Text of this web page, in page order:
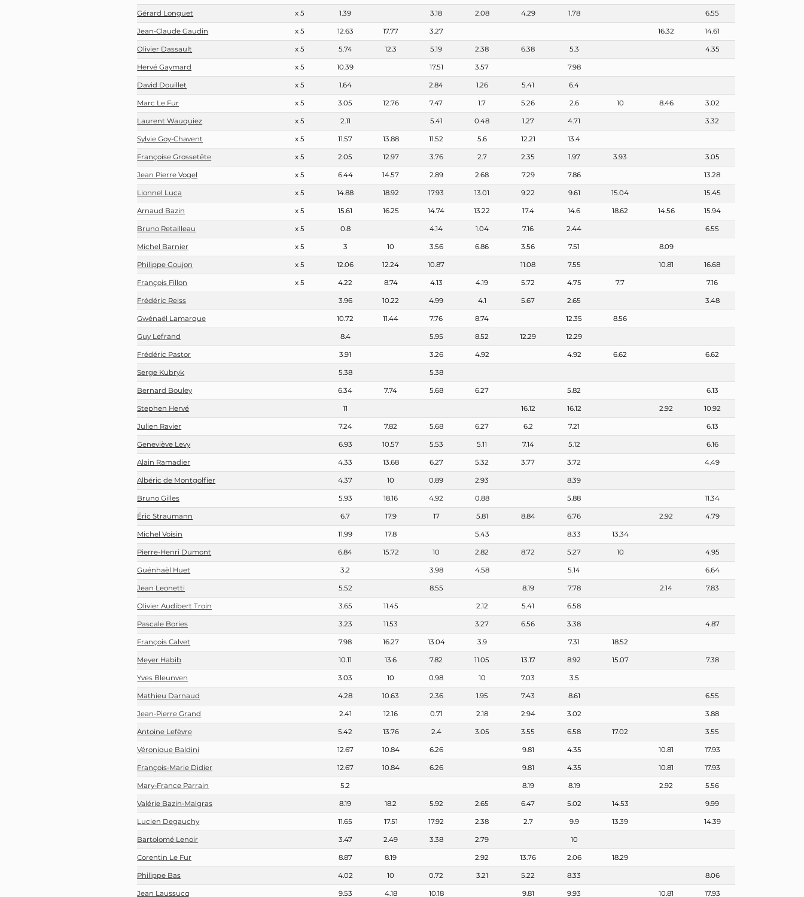
Gérard Longuet x 5 1.39 3.18 2.08 4.29 1.78 6.55
Jean-Claude Gaudin x 5 12.63 17.77 3.27 16.32 14.61
Olivier Dassault x 5 5.74 12.3 5.19 2.38 6.38 5.3 4.35
Hervé Gaymard x 5 10.39 17.51 3.57 7.98
David Douillet x 5 1.64 2.84 1.26 5.41 6.4
Marc Le Fur x 5 3.05 12.76 7.47 1.7 5.26 2.6 10 8.46 3.02
Laurent Wauquiez x 5 2.11 5.41 0.48 1.27 4.71 3.32
Sylvie Goy-Chavent x 5 11.57 13.88 11.52 5.6 12.21 13.4
Françoise Grossetête x 5 2.05 12.97 3.76 2.7 2.35 1.97 3.93 3.05
Jean Pierre Vogel x 5 6.44 14.57 2.89 2.68 7.29 7.86 13.28
Lionnel Luca x 5 14.88 18.92 17.93 13.01 9.22 9.61 15.04 15.45
Arnaud Bazin x 5 15.61 16.25 14.74 13.22 17.4 14.6 18.62 14.56 15.94
Bruno Retailleau x 5 0.8 4.14 1.04 7.16 2.44 6.55
Michel Barnier x 5 3 10 3.56 6.86 3.56 7.51 8.09
Philippe Goujon x 5 12.06 12.24 10.87 11.08 7.55 10.81 16.68
François Fillon x 5 4.22 8.74 4.13 4.19 5.72 4.75 7.7 7.16
Frédéric Reiss 3.96 10.22 4.99 4.1 5.67 2.65 3.48
Gwénaël Lamarque 10.72 11.44 7.76 8.74 12.35 8.56
Guy Lefrand 8.4 5.95 8.52 12.29 12.29
Frédéric Pastor 3.91 3.26 4.92 4.92 6.62 6.62
Serge Kubryk 5.38 5.38
Bernard Bouley 6.34 7.74 5.68 6.27 5.82 6.13
Stephen Hervé 11 16.12 16.12 2.92 10.92
Julien Ravier 7.24 7.82 5.68 6.27 6.2 7.21 6.13
Geneviève Levy 6.93 10.57 5.53 5.11 7.14 5.12 6.16
Alain Ramadier 4.33 13.68 6.27 5.32 3.77 3.72 4.49
Albéric de Montgolfier 4.37 10 0.89 2.93 8.39
Bruno Gilles 5.93 18.16 4.92 0.88 5.88 11.34
Éric Straumann 6.7 17.9 17 5.81 8.84 6.76 2.92 4.79
Michel Voisin 11.99 17.8 5.43 8.33 13.34
Pierre-Henri Dumont 6.84 15.72 10 2.82 8.72 5.27 10 4.95
Guénhaël Huet 3.2 3.98 4.58 5.14 6.64
Jean Leonetti 5.52 8.55 8.19 7.78 2.14 7.83
Olivier Audibert Troin 3.65 11.45 2.12 5.41 6.58
Pascale Bories 3.23 11.53 3.27 6.56 3.38 4.87
François Calvet 7.98 16.27 13.04 3.9 7.31 18.52
Meyer Habib 10.11 13.6 7.82 11.05 13.17 8.92 15.07 7.38
Yves Bleunven 3.03 10 0.98 10 7.03 3.5
Mathieu Darnaud 4.28 10.63 2.36 1.95 7.43 8.61 6.55
Jean-Pierre Grand 2.41 12.16 0.71 2.18 2.94 3.02 3.88
Antoine Lefèvre 5.42 13.76 2.4 3.05 3.55 6.58 17.02 3.55
Véronique Baldini 12.67 10.84 6.26 9.81 4.35 10.81 17.93
François-Marie Didier 12.67 10.84 6.26 9.81 4.35 10.81 17.93
Mary-France Parrain 5.2 8.19 8.19 2.92 5.56
Valérie Bazin-Malgras 8.19 18.2 5.92 2.65 6.47 5.02 14.53 9.99
Lucien Degauchy 11.65 17.51 17.92 2.38 2.7 9.9 13.39 14.39
Bartolomé Lenoir 3.47 2.49 3.38 2.79 10
Corentin Le Fur 8.87 8.19 2.92 13.76 2.06 18.29
Philippe Bas 4.02 10 0.72 3.21 5.22 8.33 8.06
Jean Laussucq 9.53 4.18 10.18 9.81 9.93 10.81 17.93